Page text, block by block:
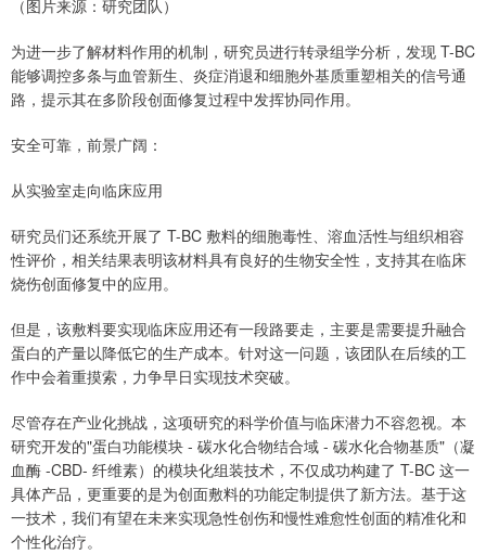
（图片来源：研究团队）
为进一步了解材料作用的机制，研究员进行转录组学分析，发现 T-BC
能够调控多条与血管新生、炎症消退和细胞外基质重塑相关的信号通
路，提示其在多阶段创面修复过程中发挥协同作用。
安全可靠，前景广阔：
从实验室走向临床应用
研究员们还系统开展了 T-BC 敷料的细胞毒性、溶血活性与组织相容
性评价，相关结果表明该材料具有良好的生物安全性，支持其在临床
烧伤创面修复中的应用。
但是，该敷料要实现临床应用还有一段路要走，主要是需要提升融合
蛋白的产量以降低它的生产成本。针对这一问题，该团队在后续的工
作中会着重摸索，力争早日实现技术突破。
尽管存在产业化挑战，这项研究的科学价值与临床潜力不容忽视。本
研究开发的"蛋白功能模块 - 碳水化合物结合域 - 碳水化合物基质"（凝
血酶 -CBD- 纤维素）的模块化组装技术，不仅成功构建了 T-BC 这一
具体产品，更重要的是为创面敷料的功能定制提供了新方法。基于这
一技术，我们有望在未来实现急性创伤和慢性难愈性创面的精准化和
个性化治疗。